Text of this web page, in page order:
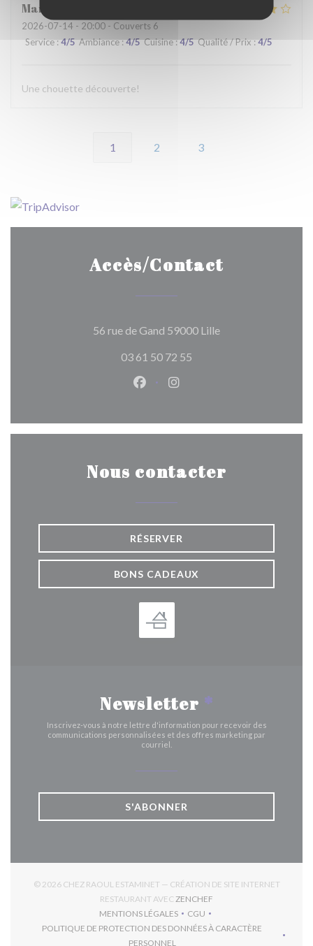
Martine
2026-07-14 - 20:00 - Couverts 6
Service:4/5 Ambiance:4/5 Cuisine:4/5 Qualité / Prix:4/5
Une chouette découverte!
1 2 3
Accès/Contact
56 rue de Gand 59000 Lille((ouvre une
03 61 50 72 55
Facebook ((ouvre une
Instagram ((ouvre une
Nous contacter
RÉSERVER
BONS CADEAUX
Newsletter *
Inscrivez-vous à notre lettre d'information pour recevoir des
communications personnalisées et des offres marketing par
courriel.
S'ABONNER
© 2026 CHEZ RAOUL ESTAMINET — CRÉATION DE SITE INTERNET
RESTAURANT AVEC ZENCHEF
MENTIONS LÉGALES
((OUVRE UNE NOUVELLE FENÊTRE))
CGU
((OUVRE UNE NOUVELLE
POLITIQUE DE PROTECTION DES DONNÉES À CARACTÈRE
PERSONNEL((OUVRE UNE NOUVELLE FENÊTRE))